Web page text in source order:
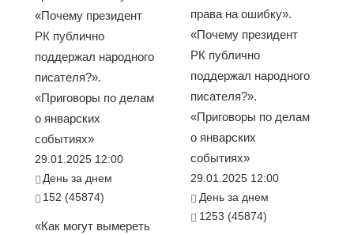
«Почему президент
РК публично
поддержал народного
писателя?».
«Приговоры по делам
о январских
событиях»
29.01.2025 12:00
День за днем
152 (45874)
«Как могут вымереть
права на ошибку».
«Почему президент
РК публично
поддержал народного
писателя?».
«Приговоры по делам
о январских
событиях»
29.01.2025 12:00
День за днем
1253 (45874)